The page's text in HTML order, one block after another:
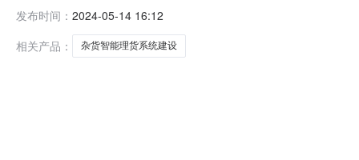
发布时间： 2024-05-14 16:12
相关产品：
杂货智能理货系统建设